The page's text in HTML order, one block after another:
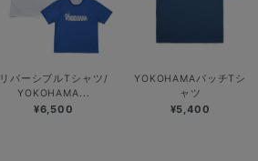
リバーシブルTシャツ/
YOKOHAMA...
¥6,500
YOKOHAMAパッチTシ
ャツ
¥5,400